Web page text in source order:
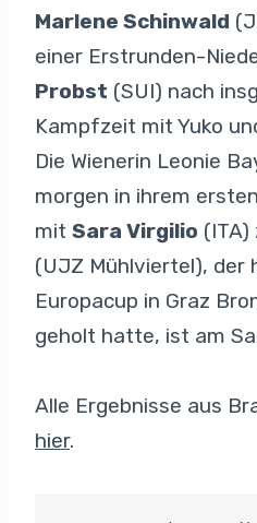
Marlene Schinwald
einer Erstrunden-
Probst (SUI) nach
Kampfzeit mit Yuko
Die Wienerin Leonie
morgen in ihrem
mit Sara Virgilio (ITA)
(UJZ Mühlviertel), der
Europacup in Graz
geholt hatte, ist am
Alle Ergebnisse aus
hier.